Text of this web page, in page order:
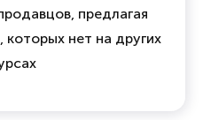
предлагая
нет на других